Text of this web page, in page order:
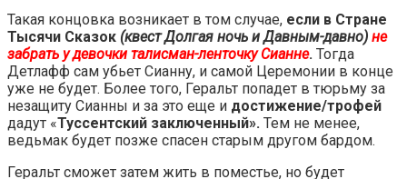
Такая концовка возникает в том случае, если в Стране
Тысячи Сказок (квест Долгая ночь и Давным-давно) не
забрать у девочки талисман-ленточку Сианне. Тогда
Детлафф сам убьет Сианну, и самой Церемонии в конце
уже не будет. Более того, Геральт попадет в тюрьму за
незащиту Сианны и за это еще и достижение/трофей
дадут «Туссентский заключенный». Тем не менее,
ведьмак будет позже спасен старым другом бардом.
Геральт сможет затем жить в поместье, но будет